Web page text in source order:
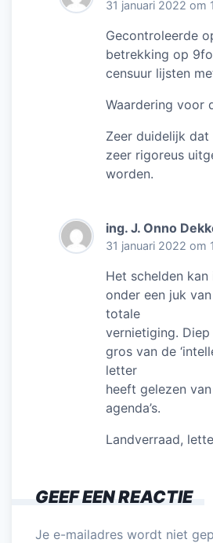
31 januari 2022 om
Gecontroleerde
betrekking op
censuur lijsten
Waardering voor
Zeer duidelijk
zeer rigoreus
worden.
ing. J. Onno
31 januari 2022 om
Het schelden
onder een juk
totale
vernietiging.
gros van de
letter
heeft gelezen
agenda’s.
Landverraad,
GEEF EEN REACTIE
Je e-mailadres wordt niet